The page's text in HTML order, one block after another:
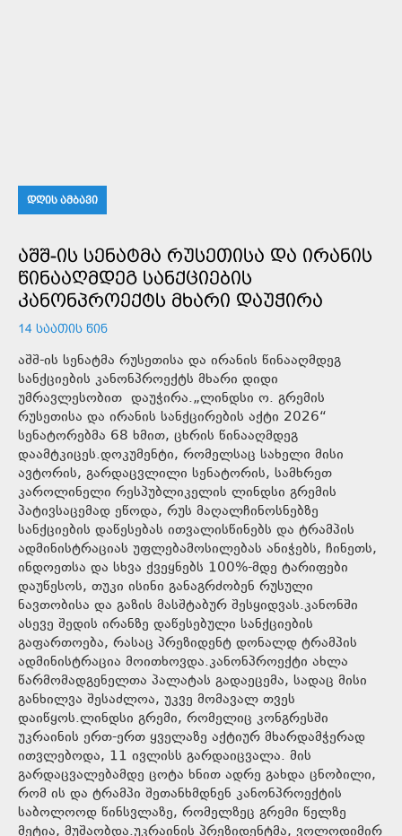
ᲓᲦᲘᲡ ᲐᲛᲑᲐᲕᲘ
ᲐᲨᲨ-ᲘᲡ ᲡᲔᲜᲐᲢᲛᲐ ᲠᲣᲡᲔᲗᲘᲡᲐ ᲓᲐ ᲘᲠᲐᲜᲘᲡ
ᲬᲘᲜᲐᲐᲦᲛᲓᲔᲒ ᲡᲐᲜᲥᲪᲘᲔᲑᲘᲡ
ᲙᲐᲜᲝᲜᲞᲠᲝᲔᲥᲢᲡ ᲛᲮᲐᲠᲘ ᲓᲐᲣᲭᲘᲠᲐ
14 ᲡᲐᲐᲗᲘᲡ ᲬᲘᲜ
აშშ-ის სენატმა რუსეთისა და ირანის წინააღმდეგ
სანქციების კანონპროექტს მხარი დიდი
უმრავლესობით დაუჭირა.„ლინდსი ო. გრემის
რუსეთისა და ირანის სანქცირების აქტი 2026“
სენატორებმა 68 ხმით, ცხრის წინააღმდეგ
დაამტკიცეს.დოკუმენტი, რომელსაც სახელი მისი
ავტორის, გარდაცვლილი სენატორის, სამხრეთ
კაროლინელი რესპუბლიკელის ლინდსი გრემის
პატივსაცემად ეწოდა, რუს მაღალჩინოსნებზე
სანქციების დაწესებას ითვალისწინებს და ტრამპის
ადმინისტრაციას უფლებამოსილებას ანიჭებს, ჩინეთს,
ინდოეთსა და სხვა ქვეყნებს 100%-მდე ტარიფები
დაუწესოს, თუკი ისინი განაგრძობენ რუსული
ნავთობისა და გაზის მასშტაბურ შესყიდვას.კანონში
ასევე შედის ირანზე დაწესებული სანქციების
გაფართოება, რასაც პრეზიდენტ დონალდ ტრამპის
ადმინისტრაცია მოითხოვდა.კანონპროექტი ახლა
წარმომადგენელთა პალატას გადაეცემა, სადაც მისი
განხილვა შესაძლოა, უკვე მომავალ თვეს
დაიწყოს.ლინდსი გრემი, რომელიც კონგრესში
უკრაინის ერთ-ერთ ყველაზე აქტიურ მხარდამჭერად
ითვლებოდა, 11 ივლისს გარდაიცვალა. მის
გარდაცვალებამდე ცოტა ხნით ადრე გახდა ცნობილი,
რომ ის და ტრამპი შეთანხმდნენ კანონპროექტის
საბოლოოდ წინსვლაზე, რომელზეც გრემი წელზე